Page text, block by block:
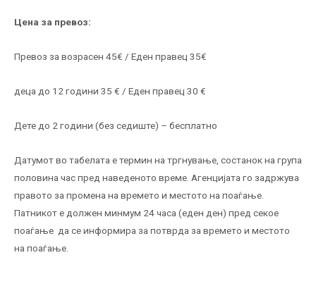
Цена за превоз:
Превоз за возрасен 45€ / Еден правец 35€
деца до 12 години 35 € / Еден правец 30 €
Дете до 2 години (без седиште) – бесплатно
Датумот во табелата е термин на тргнување, состанок на група
половина час пред наведеното време. Агенцијата го задржува
правото за промена на времето и местото на поаѓање.
Патникот е должен минмум 24 часа (еден ден) пред секое
поаѓање да се информира за потврда за времето и местото
на поаѓање.